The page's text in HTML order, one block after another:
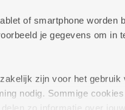
of smartphone worden
je gegevens om in
zijn voor het gebruik
nodig. Sommige
zo informatie over jouw